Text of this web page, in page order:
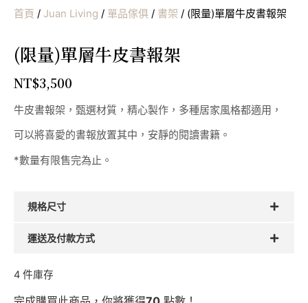
首頁 / Juan Living / 單品傢俱 / 書架 / (限量)單層牛皮書報架
(限量)單層牛皮書報架
NT$3,500
牛皮書報架，甄選材質，精心製作，多種居家風格都適用，
可以將喜愛的書報放置其中，安靜的閱讀書籍。
*數量有限售完為止。
規格尺寸
運送及付款方式
4 件庫存